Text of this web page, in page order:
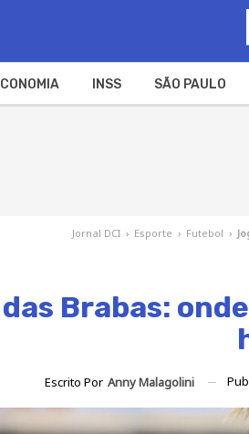
INSS SÃO PAULO
Jornal DCI › Esporte › Futebol ›
Brabas:
Escrito Por Anny Malagolini